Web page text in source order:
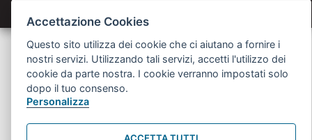
Servizi per i giovani - Scambi e soggiorni all'estero
Comune di Bologna | Piazza Maggiore 6 - 40124 Bologna
giovani@comune.bologna.it
Accettazione Cookies
Questo sito utilizza dei cookie che ci aiutano a fornire i
nostri servizi. Utilizzando tali servizi, accetti l'utilizzo dei
cookie da parte nostra. I cookie verranno impostati solo
dopo il tuo consenso.
Personalizza